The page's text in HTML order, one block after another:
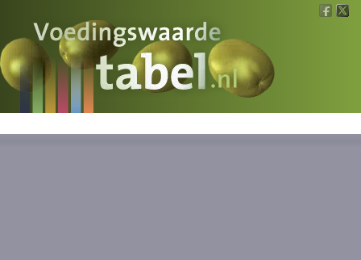
Voedingswaarde
Wat is wat?